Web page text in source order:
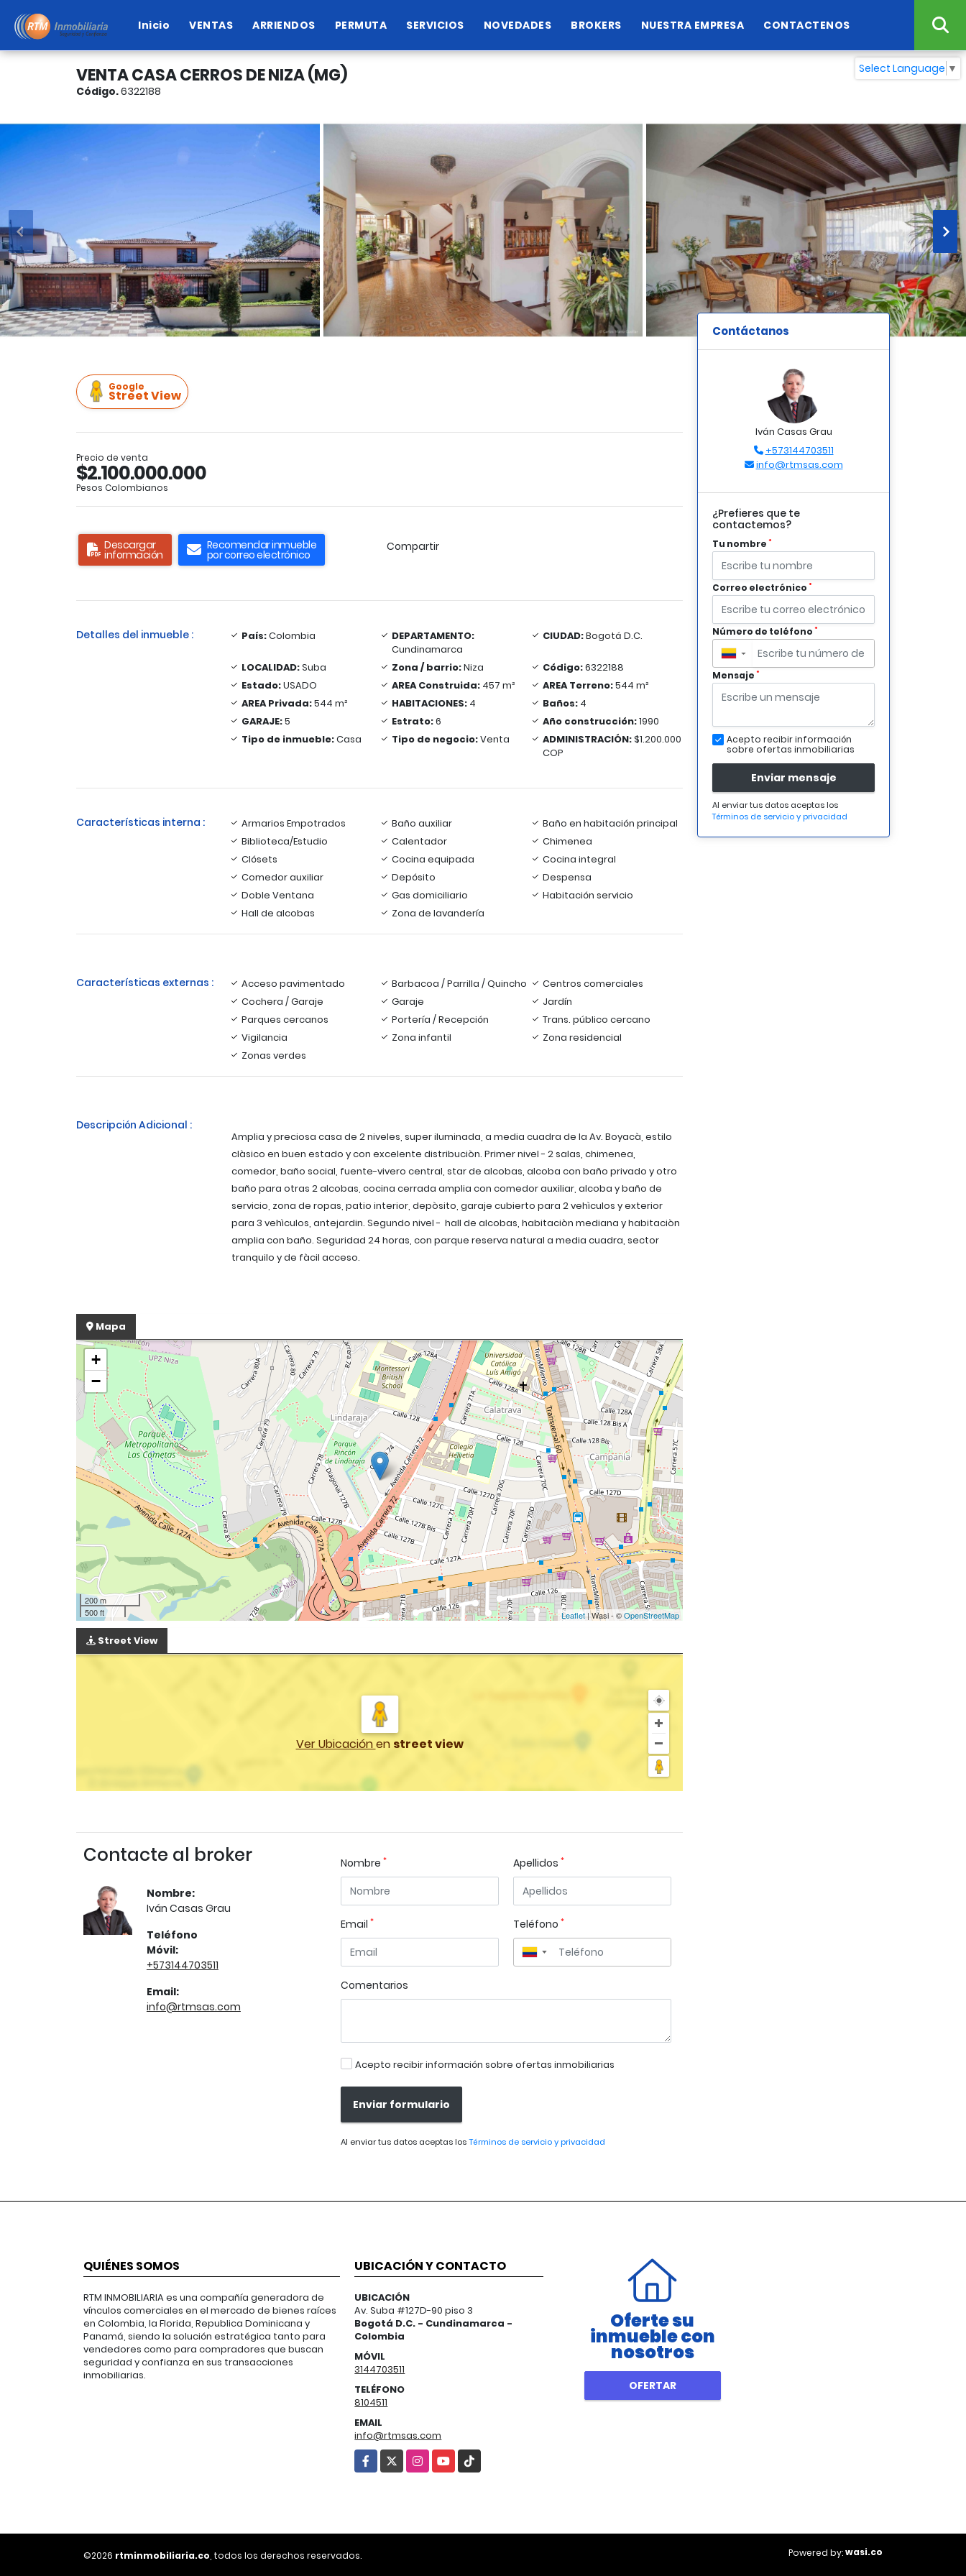
Inicio VENTAS ARRIENDOS PERMUTA SERVICIOS NOVEDADES BROKERS NUESTRA EMPRESA CONTACTENOS
Select Language ▼
VENTA CASA CERROS DE NIZA (MG)
Código.6322188
Google
Street View
Precio de venta
$2.100.000.000
Pesos Colombianos
Descargar
información
Recomendar inmueble
por correo electrónico
Compartir
Detalles del inmueble : País:Colombia
DEPARTAMENTO:
Cundinamarca
CIUDAD:Bogotá D.C.
LOCALIDAD:Suba Zona / barrio:Niza Código:6322188
Estado:USADO AREA Construida: 457 m² AREA Terreno:544 m²
AREA Privada:544 m² HABITACIONES: 4 Baños:4
GARAJE:5 Estrato:6 Año construcción:1990
Tipo de inmueble:Casa Tipo de negocio:Venta ADMINISTRACIÓN:$1.200.000
COP
Características interna : Armarios Empotrados Baño auxiliar
Baño en habitación principal
Biblioteca/Estudio
Calentador
Chimenea
Clósets
Cocina equipada
Cocina integral
Comedor auxiliar
Depósito
Despensa
Doble Ventana
Gas domiciliario
Habitación servicio
Hall de alcobas
Zona de lavandería
Características externas : Acceso pavimentado Barbacoa / Parrilla / Quincho
Centros comerciales
Cochera / Garaje
Garaje
Jardín
Parques cercanos
Portería / Recepción
Trans. público cercano
Vigilancia
Zona infantil
Zona residencial
Zonas verdes
Descripción Adicional :
Amplia y preciosa casa de 2 niveles, super iluminada, a media cuadra de la Av. Boyacà, estilo
clàsico en buen estado y con excelente distribuciòn. Primer nivel - 2 salas, chimenea,
comedor, baño social, fuente-vivero central, star de alcobas, alcoba con baño privado y otro
baño para otras 2 alcobas, cocina cerrada amplia con comedor auxiliar, alcoba y baño de
servicio, zona de ropas, patio interior, depòsito, garaje cubierto para 2 vehìculos y exterior
para 3 vehìculos, antejardin. Segundo nivel - hall de alcobas, habitaciòn mediana y habitaciòn
amplia con baño. Seguridad 24 horas, con parque reserva natural a media cuadra, sector
tranquilo y de fàcil acceso.
Mapa
+
−
200 m
500 ft
Leaflet| Wasi - ©OpenStreetMap
Street View
Ver Ubicaciónen street view
Contacte al broker
Nombre:
Iván Casas Grau
Teléfono
Móvil:
+573144703511
Email:
info@rtmsas.com
Nombre * Apellidos *
Email * Teléfono *
▼
Comentarios
Acepto recibir información sobre ofertas inmobiliarias
Enviar formulario
Al enviar tus datos aceptas losTérminos de servicio y privacidad
Contáctanos
Iván Casas Grau
+573144703511
info@rtmsas.com
¿Prefieres que te
contactemos?
Tu nombre *
Correo electrónico *
Número de teléfono *
▼
Mensaje *
Acepto recibir información
sobre ofertas inmobiliarias
Enviar mensaje
Al enviar tus datos aceptas los
Términos de servicio y privacidad
QUIÉNES SOMOS
RTM INMOBILIARIA es una compañía generadora de
vínculos comerciales en el mercado de bienes raíces
en Colombia, la Florida, Republica Dominicana y
Panamá, siendo la solución estratégica tanto para
vendedores como para compradores que buscan
seguridad y confianza en sus transacciones
inmobiliarias.
UBICACIÓN Y CONTACTO
UBICACIÓN
Av. Suba #127D-90 piso 3
Bogotá D.C. - Cundinamarca -
Colombia
MÓVIL
3144703511
TELÉFONO
8104511
EMAIL
info@rtmsas.com
Facebook
InstagramYouTubeTikTok
Oferte su
inmueble con
nosotros
OFERTAR
©2026 rtminmobiliaria.co , todos los derechos reservados. Powered by:wasi.co